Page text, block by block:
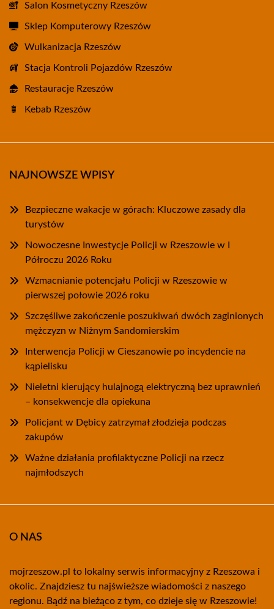
Salon Kosmetyczny Rzeszów
Sklep Komputerowy Rzeszów
Wulkanizacja Rzeszów
Stacja Kontroli Pojazdów Rzeszów
Restauracje Rzeszów
Kebab Rzeszów
NAJNOWSZE WPISY
Bezpieczne wakacje w górach: Kluczowe zasady dla
turystów
Nowoczesne Inwestycje Policji w Rzeszowie w I
Półroczu 2026 Roku
Wzmacnianie potencjału Policji w Rzeszowie w
pierwszej połowie 2026 roku
Szczęśliwe zakończenie poszukiwań dwóch zaginionych
mężczyzn w Niżnym Sandomierskim
Interwencja Policji w Cieszanowie po incydencie na
kąpielisku
Nieletni kierujący hulajnogą elektryczną bez uprawnień
– konsekwencje dla opiekuna
Policjant w Dębicy zatrzymał złodzieja podczas
zakupów
Ważne działania profilaktyczne Policji na rzecz
najmłodszych
O NAS
mojrzeszow.pl to lokalny serwis informacyjny z Rzeszowa i
okolic. Znajdziesz tu najświeższe wiadomości z naszego
regionu. Bądź na bieżąco z tym, co dzieje się w Rzeszowie!